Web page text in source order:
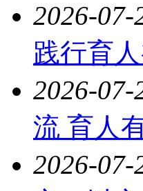
2026-07-
践行育
2026-07-
流 育人
2026-07-